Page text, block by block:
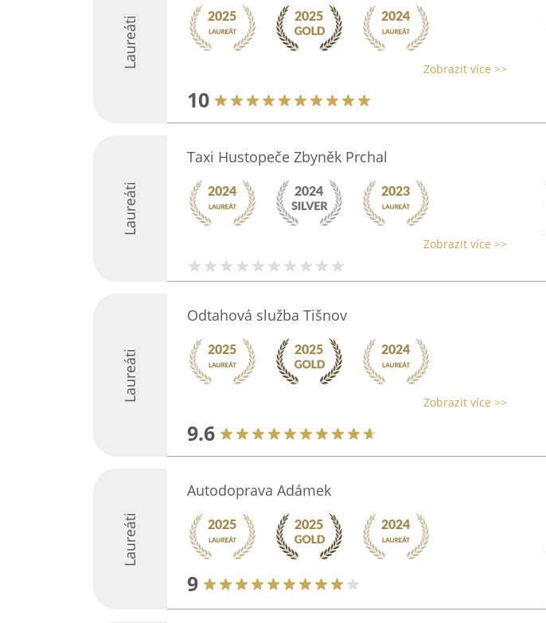
Laureáti Zobrazit více >>
10
Laureáti
Taxi Hustopeče Zbyněk Prchal
Zobrazit více >>
Laureáti
Odtahová služba Tišnov
Zobrazit více >>
9.6
Laureáti
Autodoprava Adámek
9